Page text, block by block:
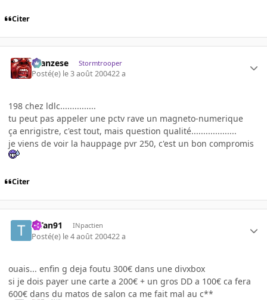
Citer
ilcanzese Stormtrooper
Posté(e) le 3 août 200422 a
198 chez ldlc...............
tu peut pas appeler une pctv rave un magneto-numerique
ça enrigistre, c'est tout, mais question qualité...................
je viens de voir la hauppage pvr 250, c'est un bon compromis
Citer
TiTan91 INpactien
Posté(e) le 4 août 200422 a
ouais... enfin g deja foutu 300€ dans une divxbox
si je dois payer une carte a 200€ + un gros DD a 100€ ca fera
600€ dans du matos de salon ca me fait mal au c**